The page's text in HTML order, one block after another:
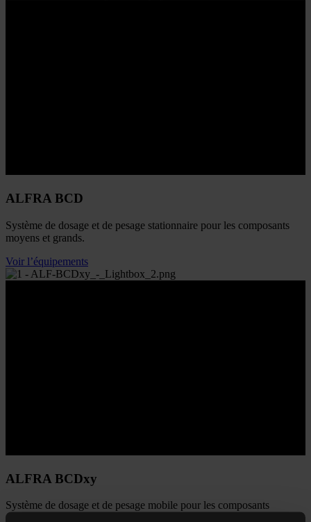
ALFRA BCD
Système de dosage et de pesage stationnaire pour les composants
moyens et grands.
Voir l’équipements
ALFRA BCDxy
Système de dosage et de pesage mobile pour les composants
moyens et grands.